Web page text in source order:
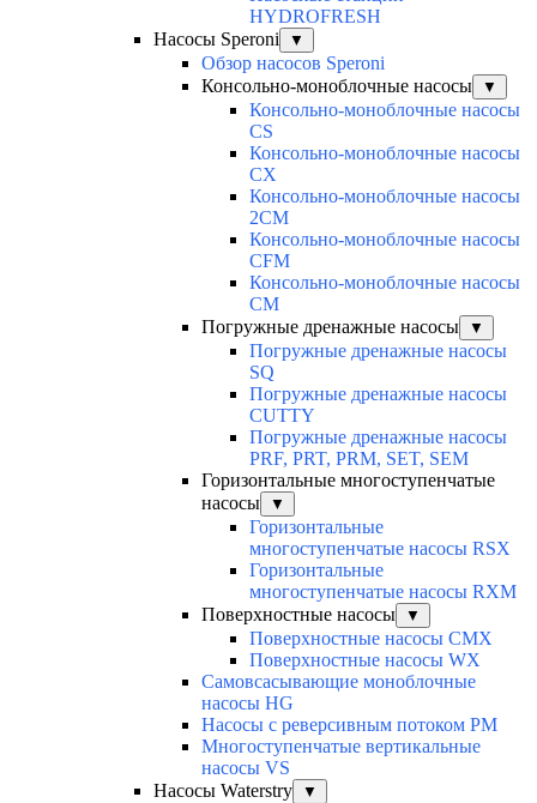
HYDROFRESH
Насосы Speroni
▼
Обзор насосов Speroni
Консольно-моноблочные насосы
▼
Консольно-моноблочные насосы
CS
Консольно-моноблочные насосы
CX
Консольно-моноблочные насосы
2CM
Консольно-моноблочные насосы
CFM
Консольно-моноблочные насосы
CM
Погружные дренажные насосы
▼
Погружные дренажные насосы
SQ
Погружные дренажные насосы
CUTTY
Погружные дренажные насосы
PRF, PRT, PRM, SET, SEM
Горизонтальные многоступенчатые
насосы
▼
Горизонтальные
многоступенчатые насосы RSX
Горизонтальные
многоступенчатые насосы RXM
Поверхностные насосы
▼
Поверхностные насосы CMX
Поверхностные насосы WX
Самовсасывающие моноблочные
насосы HG
Насосы с реверсивным потоком PM
Многоступенчатые вертикальные
насосы VS
Насосы Waterstry
▼